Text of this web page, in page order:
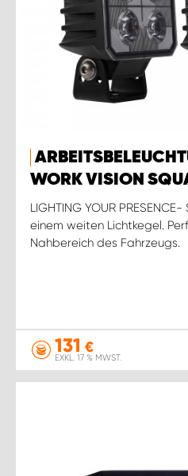
WORK VISION
LIGHTING YOUR
einem weiten Lichtkegel.
Nahbereich des Fahrzeugs.
131 €
EXKL. 17 % MWST.